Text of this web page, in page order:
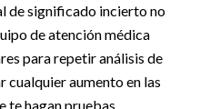
de significado incierto no
de atención médica
para repetir análisis de
cualquier aumento en las
te hagan pruebas